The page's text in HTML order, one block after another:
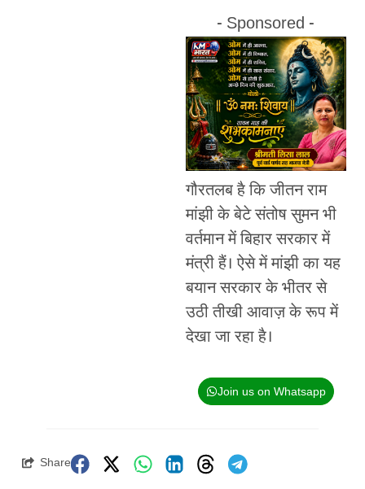
- Sponsored -
गौरतलब है कि जीतन राम
मांझी के बेटे संतोष सुमन भी
वर्तमान में बिहार सरकार में
मंत्री हैं। ऐसे में मांझी का यह
बयान सरकार के भीतर से
उठी तीखी आवाज़ के रूप में
देखा जा रहा है।
Join us on Whatsapp
Share